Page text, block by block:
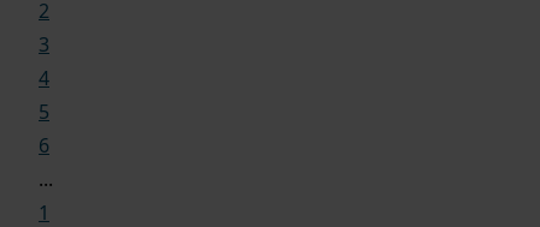
2
3
4
5
6
...
1